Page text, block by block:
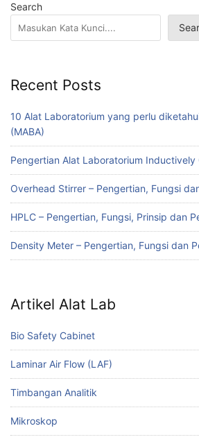
Search
Recent Posts
10 Alat Laboratorium yang perlu
(MABA)
Pengertian Alat Laboratorium Inductively
Overhead Stirrer – Pengertian, Fungsi
HPLC – Pengertian, Fungsi, Prinsip dan
Density Meter – Pengertian, Fungsi dan
Artikel Alat Lab
Bio Safety Cabinet
Laminar Air Flow (LAF)
Timbangan Analitik
Mikroskop